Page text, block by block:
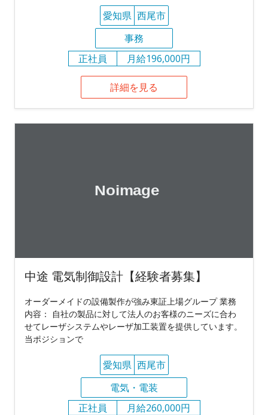
愛知県 西尾市
事務
正社員
月給196,000円
詳細を見る
中途 電気制御設計【経験者募集】
オーダーメイドの設備製作が強み東証上場グループ 業務
内容： 自社の製品に対して法人のお客様のニーズに合わ
せてレーザシステムやレーザ加工装置を提供しています。
当ポジションで
愛知県 西尾市
電気・電装
正社員
月給260,000円